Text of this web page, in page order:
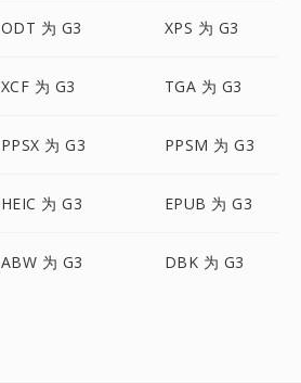
ODT 为 G3 XPS 为 G3
XCF 为 G3 TGA 为 G3
PPSX 为 G3 PPSM 为 G3
HEIC 为 G3 EPUB 为 G3
ABW 为 G3 DBK 为 G3